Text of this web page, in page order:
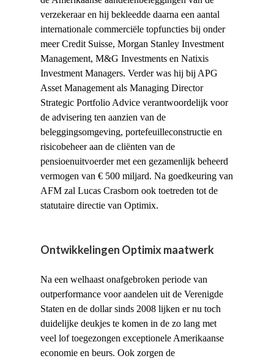
verzekeraar en hij bekleedde daarna een aantal
internationale commerciële topfuncties bij onder
meer Credit Suisse, Morgan Stanley Investment
Management, M&G Investments en Natixis
Investment Managers. Verder was hij bij APG
Asset Management als Managing Director
Strategic Portfolio Advice verantwoordelijk voor
de advisering ten aanzien van de
beleggingsomgeving, portefeuilleconstructie en
risicobeheer aan de cliënten van de
pensioenuitvoerder met een gezamenlijk beheerd
vermogen van € 500 miljard. Na goedkeuring van
AFM zal Lucas Crasborn ook toetreden tot de
statutaire directie van Optimix.
Ontwikkelingen Optimix maatwerk
Na een welhaast onafgebroken periode van
outperformance voor aandelen uit de Verenigde
Staten en de dollar sinds 2008 lijken er nu toch
duidelijke deukjes te komen in de zo lang met
veel lof toegezongen exceptionele Amerikaanse
economie en beurs. Ook zorgen de